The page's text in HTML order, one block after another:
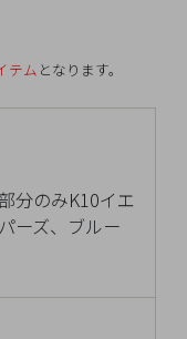
テム となります。
分のみK10イエ
ーズ、ブルー